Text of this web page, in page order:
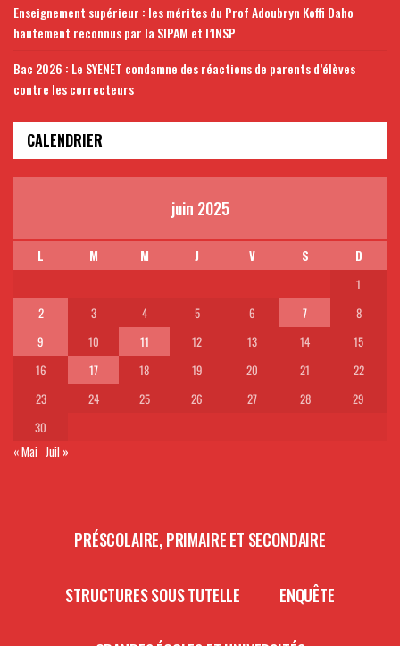
Enseignement supérieur : les mérites du Prof Adoubryn Koffi Daho
hautement reconnus par la SIPAM et l’INSP
Bac 2026 : Le SYENET condamne des réactions de parents d’élèves
contre les correcteurs
CALENDRIER
juin 2025
L M M J V S
D
1
2
3 4 5 6 7
8
9
10 11 12 13 14
15
16
17 18 19 20 21
22
23
24 25 26 27 28
29
30
« Mai Juil »
PRÉSCOLAIRE, PRIMAIRE ET SECONDAIRE
STRUCTURES SOUS TUTELLE ENQUÊTE